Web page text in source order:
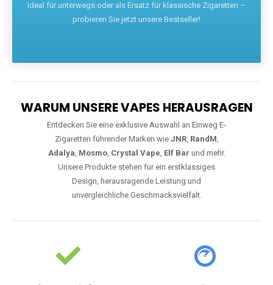
Ideal für unterwegs oder als Ersatz für klassische Zigaretten –
probieren Sie jetzt unsere Bestseller!
WARUM UNSERE VAPES HERAUSRAGEN
Entdecken Sie eine exklusive Auswahl an Einweg E-
Zigaretten führender Marken wie JNR, RandM,
Adalya, Mosmo, Crystal Vape, Elf Bar und mehr.
Unsere Produkte stehen für ein erstklassiges
Design, herausragende Leistung und
unvergleichliche Geschmacksvielfalt.